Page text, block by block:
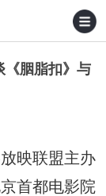
《胭脂扣》与
映联盟主办
首都电影院